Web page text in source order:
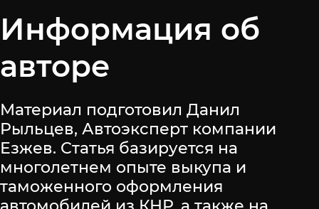
Информация об
авторе
Материал подготовил Данил
Рыльцев, Автоэксперт компании
Езжев. Статья базируется на
многолетнем опыте выкупа и
таможенного оформления